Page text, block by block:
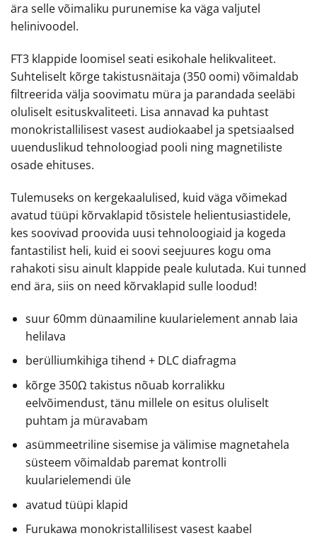
ära selle võimaliku purunemise ka väga valjutel
helinivoodel.
FT3 klappide loomisel seati esikohale helikvaliteet.
Suhteliselt kõrge takistusnäitaja (350 oomi) võimaldab
filtreerida välja soovimatu müra ja parandada seeläbi
oluliselt esituskvaliteeti. Lisa annavad ka puhtast
monokristallilisest vasest audiokaabel ja spetsiaalsed
uuenduslikud tehnoloogiad pooli ning magnetiliste
osade ehituses.
Tulemuseks on kergekaalulised, kuid väga võimekad
avatud tüüpi kõrvaklapid tõsistele helientusiastidele,
kes soovivad proovida uusi tehnoloogiaid ja kogeda
fantastilist heli, kuid ei soovi seejuures kogu oma
rahakoti sisu ainult klappide peale kulutada. Kui tunned
end ära, siis on need kõrvaklapid sulle loodud!
suur 60mm dünaamiline kuularielement annab laia
helilava
berülliumkihiga tihend + DLC diafragma
kõrge 350Ω takistus nõuab korralikku
eelvõimendust, tänu millele on esitus oluliselt
puhtam ja müravabam
asümmeetriline sisemise ja välimise magnetahela
süsteem võimaldab paremat kontrolli
kuularielemendi üle
avatud tüüpi klapid
Furukawa monokristallilisest vasest kaabel